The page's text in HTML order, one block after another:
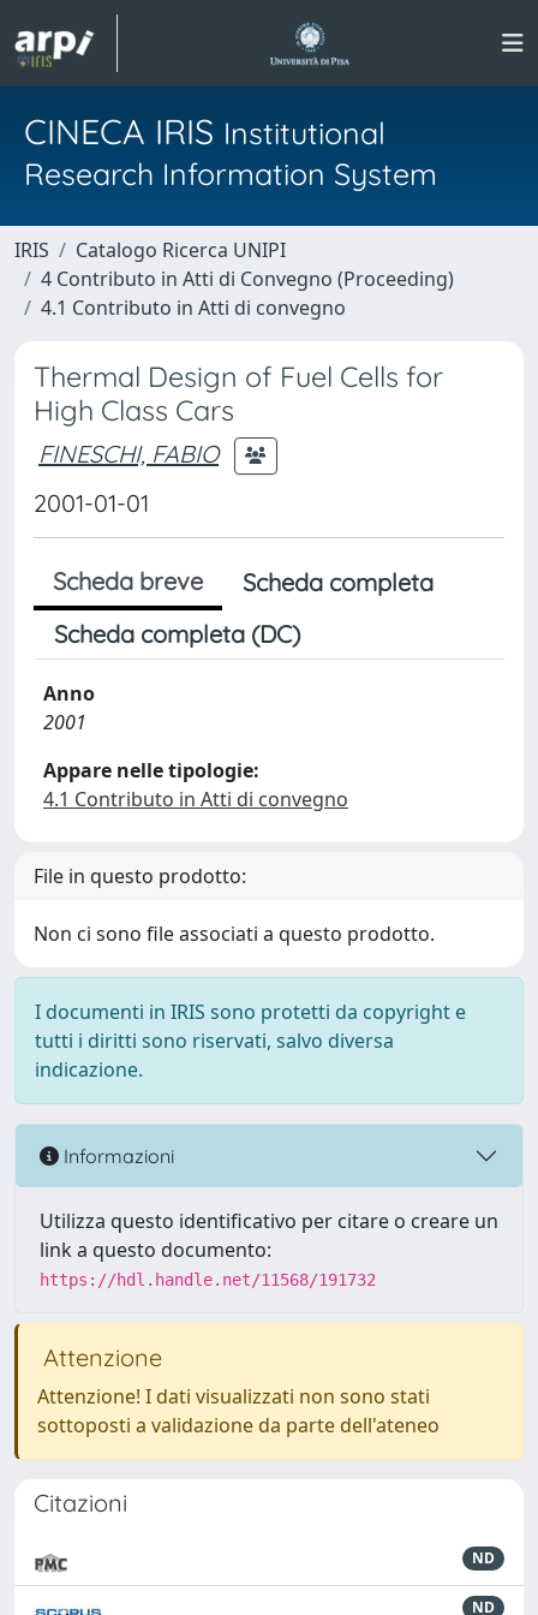
CINECA IRIS Institutional
Research Information System
IRIS
Catalogo Ricerca UNIPI
4 Contributo in Atti di Convegno (Proceeding)
4.1 Contributo in Atti di convegno
Thermal Design of Fuel Cells for
High Class Cars
FINESCHI, FABIO
2001-01-01
Scheda breve
Scheda completa
Scheda completa (DC)
Anno
2001
Appare nelle tipologie:
4.1 Contributo in Atti di convegno
File in questo prodotto:
Non ci sono file associati a questo prodotto.
I documenti in IRIS sono protetti da copyright e
tutti i diritti sono riservati, salvo diversa
indicazione.
Informazioni
Utilizza questo identificativo per citare o creare un
link a questo documento:
https://hdl.handle.net/11568/191732
Attenzione
Attenzione! I dati visualizzati non sono stati
sottoposti a validazione da parte dell'ateneo
Citazioni
ND
ND